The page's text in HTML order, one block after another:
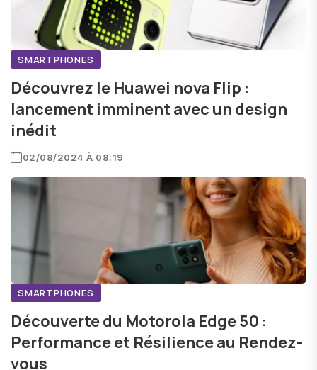
SMARTPHONES
Découvrez le Huawei nova Flip :
lancement imminent avec un design
inédit
02/08/2024 À 08:19
SMARTPHONES
Découverte du Motorola Edge 50 :
Performance et Résilience au Rendez-
vous